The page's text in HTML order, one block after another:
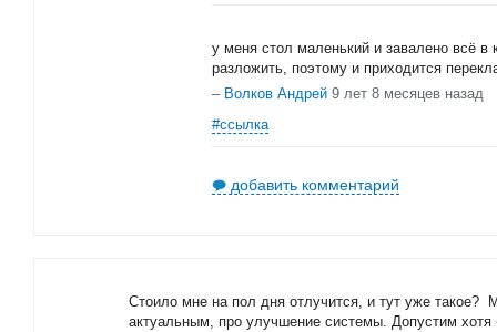
у меня стол маленький и завалено всё в
разложить, поэтому и приходится
– Волков Андрей 9 лет 8 месяцев назад
#ссылка
добавить комментарий
Стоило мне на пол дня отлучится, и тут уже такое?
актуальным, про улучшение системы. Допустим